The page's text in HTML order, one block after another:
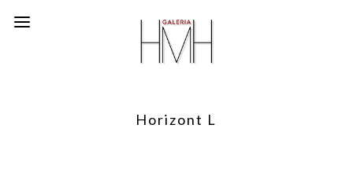
Horizont L